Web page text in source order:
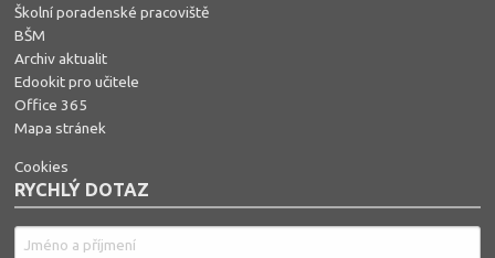
Školní poradenské pracoviště
BŠM
Archiv aktualit
Edookit pro učitele
Office 365
Mapa stránek
Cookies
RYCHLÝ DOTAZ